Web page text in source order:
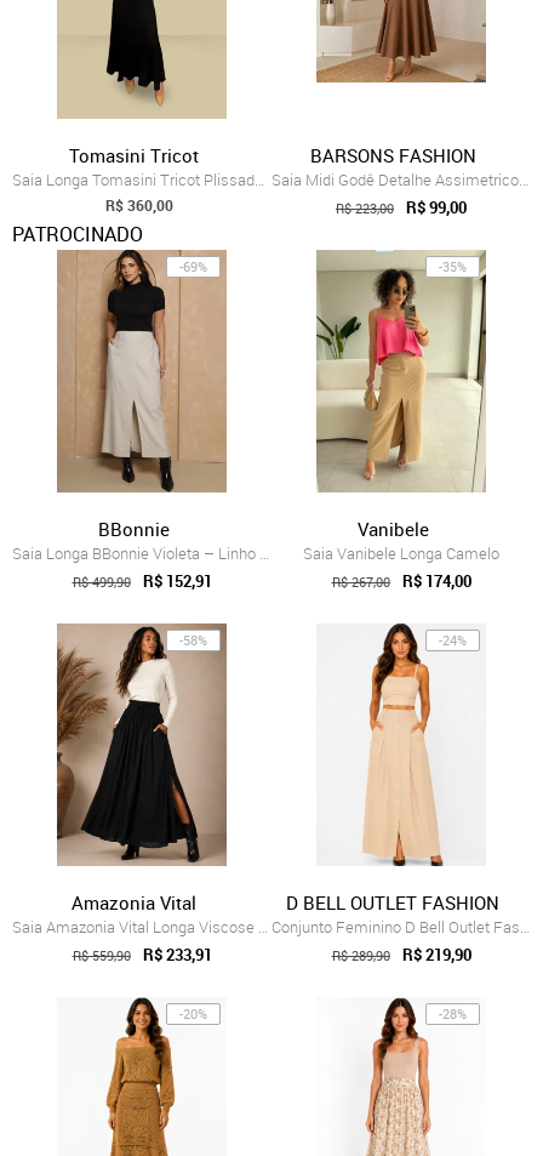
Tomasini Tricot
Saia Longa Tomasini Tricot Plissada Preto
R$ 360,00
PATROCINADO
BARSONS FASHION
Saia Midi Godê Detalhe Assimetrico em Li...
R$ 223,00 R$ 99,00
-69%
BBonnie
Saia Longa BBonnie Violeta – Linho Bege
R$ 499,90 R$ 152,91
-35%
Vanibele
Saia Vanibele Longa Camelo
R$ 267,00 R$ 174,00
-58%
Amazonia Vital
Saia Amazonia Vital Longa Viscose Preta
R$ 559,90 R$ 233,91
-24%
D BELL OUTLET FASHION
Conjunto Feminino D Bell Outlet Fashion Bege
R$ 289,90 R$ 219,90
-20% -28%